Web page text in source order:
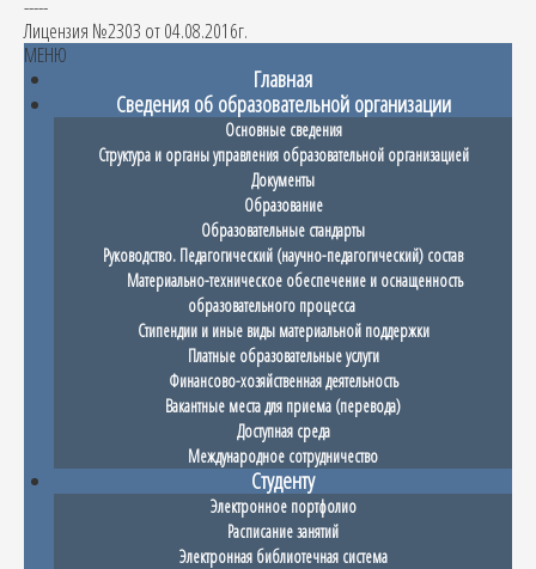
-----
Лицензия №2303 от 04.08.2016г.
МЕНЮ
Главная
Сведения об образовательной организации
Основные сведения
Структура и органы управления образовательной организацией
Документы
Образование
Образовательные стандарты
Руководство. Педагогический (научно-педагогический) состав
Материально-техническое обеспечение и оснащенность
образовательного процесса
Стипендии и иные виды материальной поддержки
Платные образовательные услуги
Финансово-хозяйственная деятельность
Вакантные места для приема (перевода)
Доступная среда
Международное сотрудничество
Студенту
Электронное портфолио
Расписание занятий
Электронная библиотечная система